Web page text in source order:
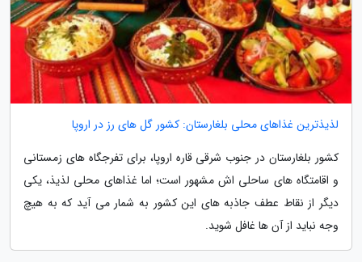
لذیذترین غذاهای محلی بلغارستان: کشور گل های رز در اروپا
کشور بلغارستان در جنوب شرقی قاره اروپا، برای تفرجگاه های زمستانی
و اقامتگاه های ساحلی اش مشهور است؛ اما غذاهای محلی لذیذ، یکی
دیگر از نقاط عطف جاذبه های این کشور به شمار می آید که به هیچ
وجه نباید از آن ها غافل شوید.